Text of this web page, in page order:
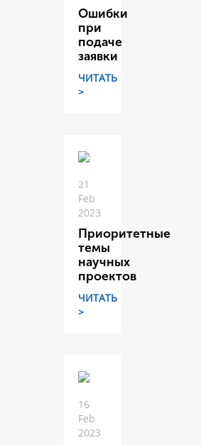
Ошибки
при
подаче
заявки
ЧИТАТЬ
>
21
Feb
2023
Приоритетные
темы
научных
проектов
ЧИТАТЬ
>
16
Feb
2023